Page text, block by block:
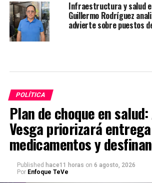
Infraestructura y salud
Guillermo Rodríguez
advierte sobre puestos
POLÍTICA
Plan de choque en
Vesga priorizará
medicamentos y
Published hace11 horas on 6 agosto, 2026
Por Enfoque TeVe